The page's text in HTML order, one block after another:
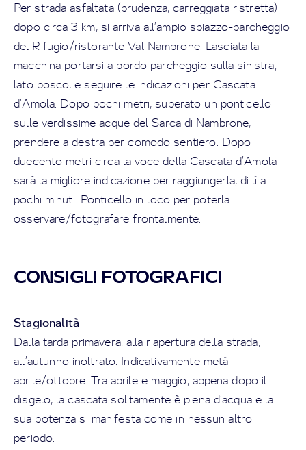
Per strada asfaltata (prudenza, carreggiata ristretta)
dopo circa 3 km, si arriva all’ampio spiazzo-parcheggio
del Rifugio/ristorante Val Nambrone. Lasciata la
macchina portarsi a bordo parcheggio sulla sinistra,
lato bosco, e seguire le indicazioni per Cascata
d’Amola. Dopo pochi metri, superato un ponticello
sulle verdissime acque del Sarca di Nambrone,
prendere a destra per comodo sentiero. Dopo
duecento metri circa la voce della Cascata d’Amola
sarà la migliore indicazione per raggiungerla, di lì a
pochi minuti. Ponticello in loco per poterla
osservare/fotografare frontalmente.
CONSIGLI FOTOGRAFICI
Stagionalità
Dalla tarda primavera, alla riapertura della strada,
all’autunno inoltrato. Indicativamente metà
aprile/ottobre. Tra aprile e maggio, appena dopo il
disgelo, la cascata solitamente è piena d’acqua e la
sua potenza si manifesta come in nessun altro
periodo.